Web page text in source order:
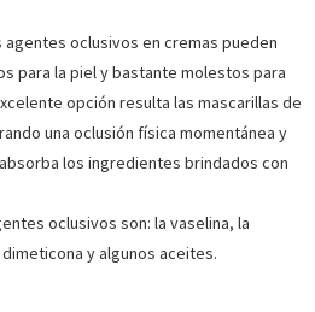
agentes oclusivos en cremas pueden
para la piel y bastante molestos para
opción resulta las mascarillas de
una oclusión física momentánea y
los ingredientes brindados con
oclusivos son: la vaselina, la
y algunos aceites.